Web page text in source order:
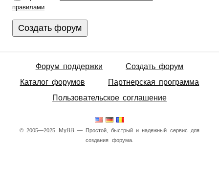
правилами
Форум поддержки
Создать форум
Каталог форумов
Партнерская программа
Пользовательское соглашение
© 2005—2025 MyBB— Простой, быстрый и надежный сервис для
создания форума.